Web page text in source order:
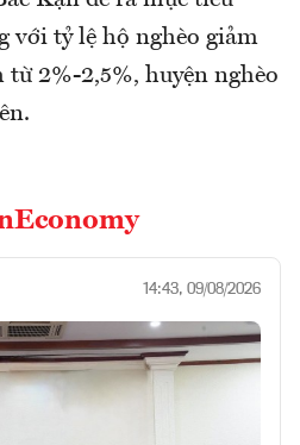
với tỷ lệ hộ nghèo giảm
2%-2,5%, huyện nghèo
14:43, 09/08/2026